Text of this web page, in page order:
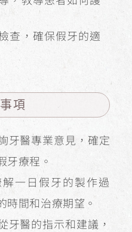
查，確保假牙的適
項
牙醫專業意見，確定
牙療程。
解一日假牙的製作過
時間和治療期望。
牙醫的指示和建議，